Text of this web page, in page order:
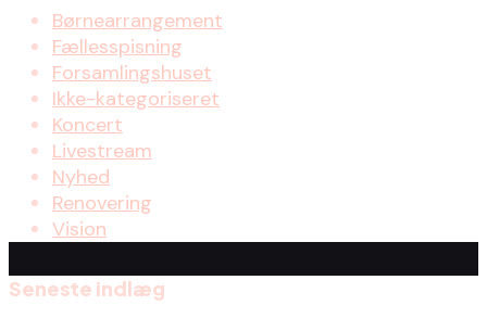
Børnearrangement
Fællesspisning
Forsamlingshuset
Ikke-kategoriseret
Koncert
Livestream
Nyhed
Renovering
Vision
Seneste indlæg